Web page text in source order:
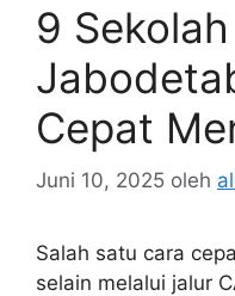
9
Cepat
Juni 10, 2025 oleh
Salah satu cara
selain melalui jalur